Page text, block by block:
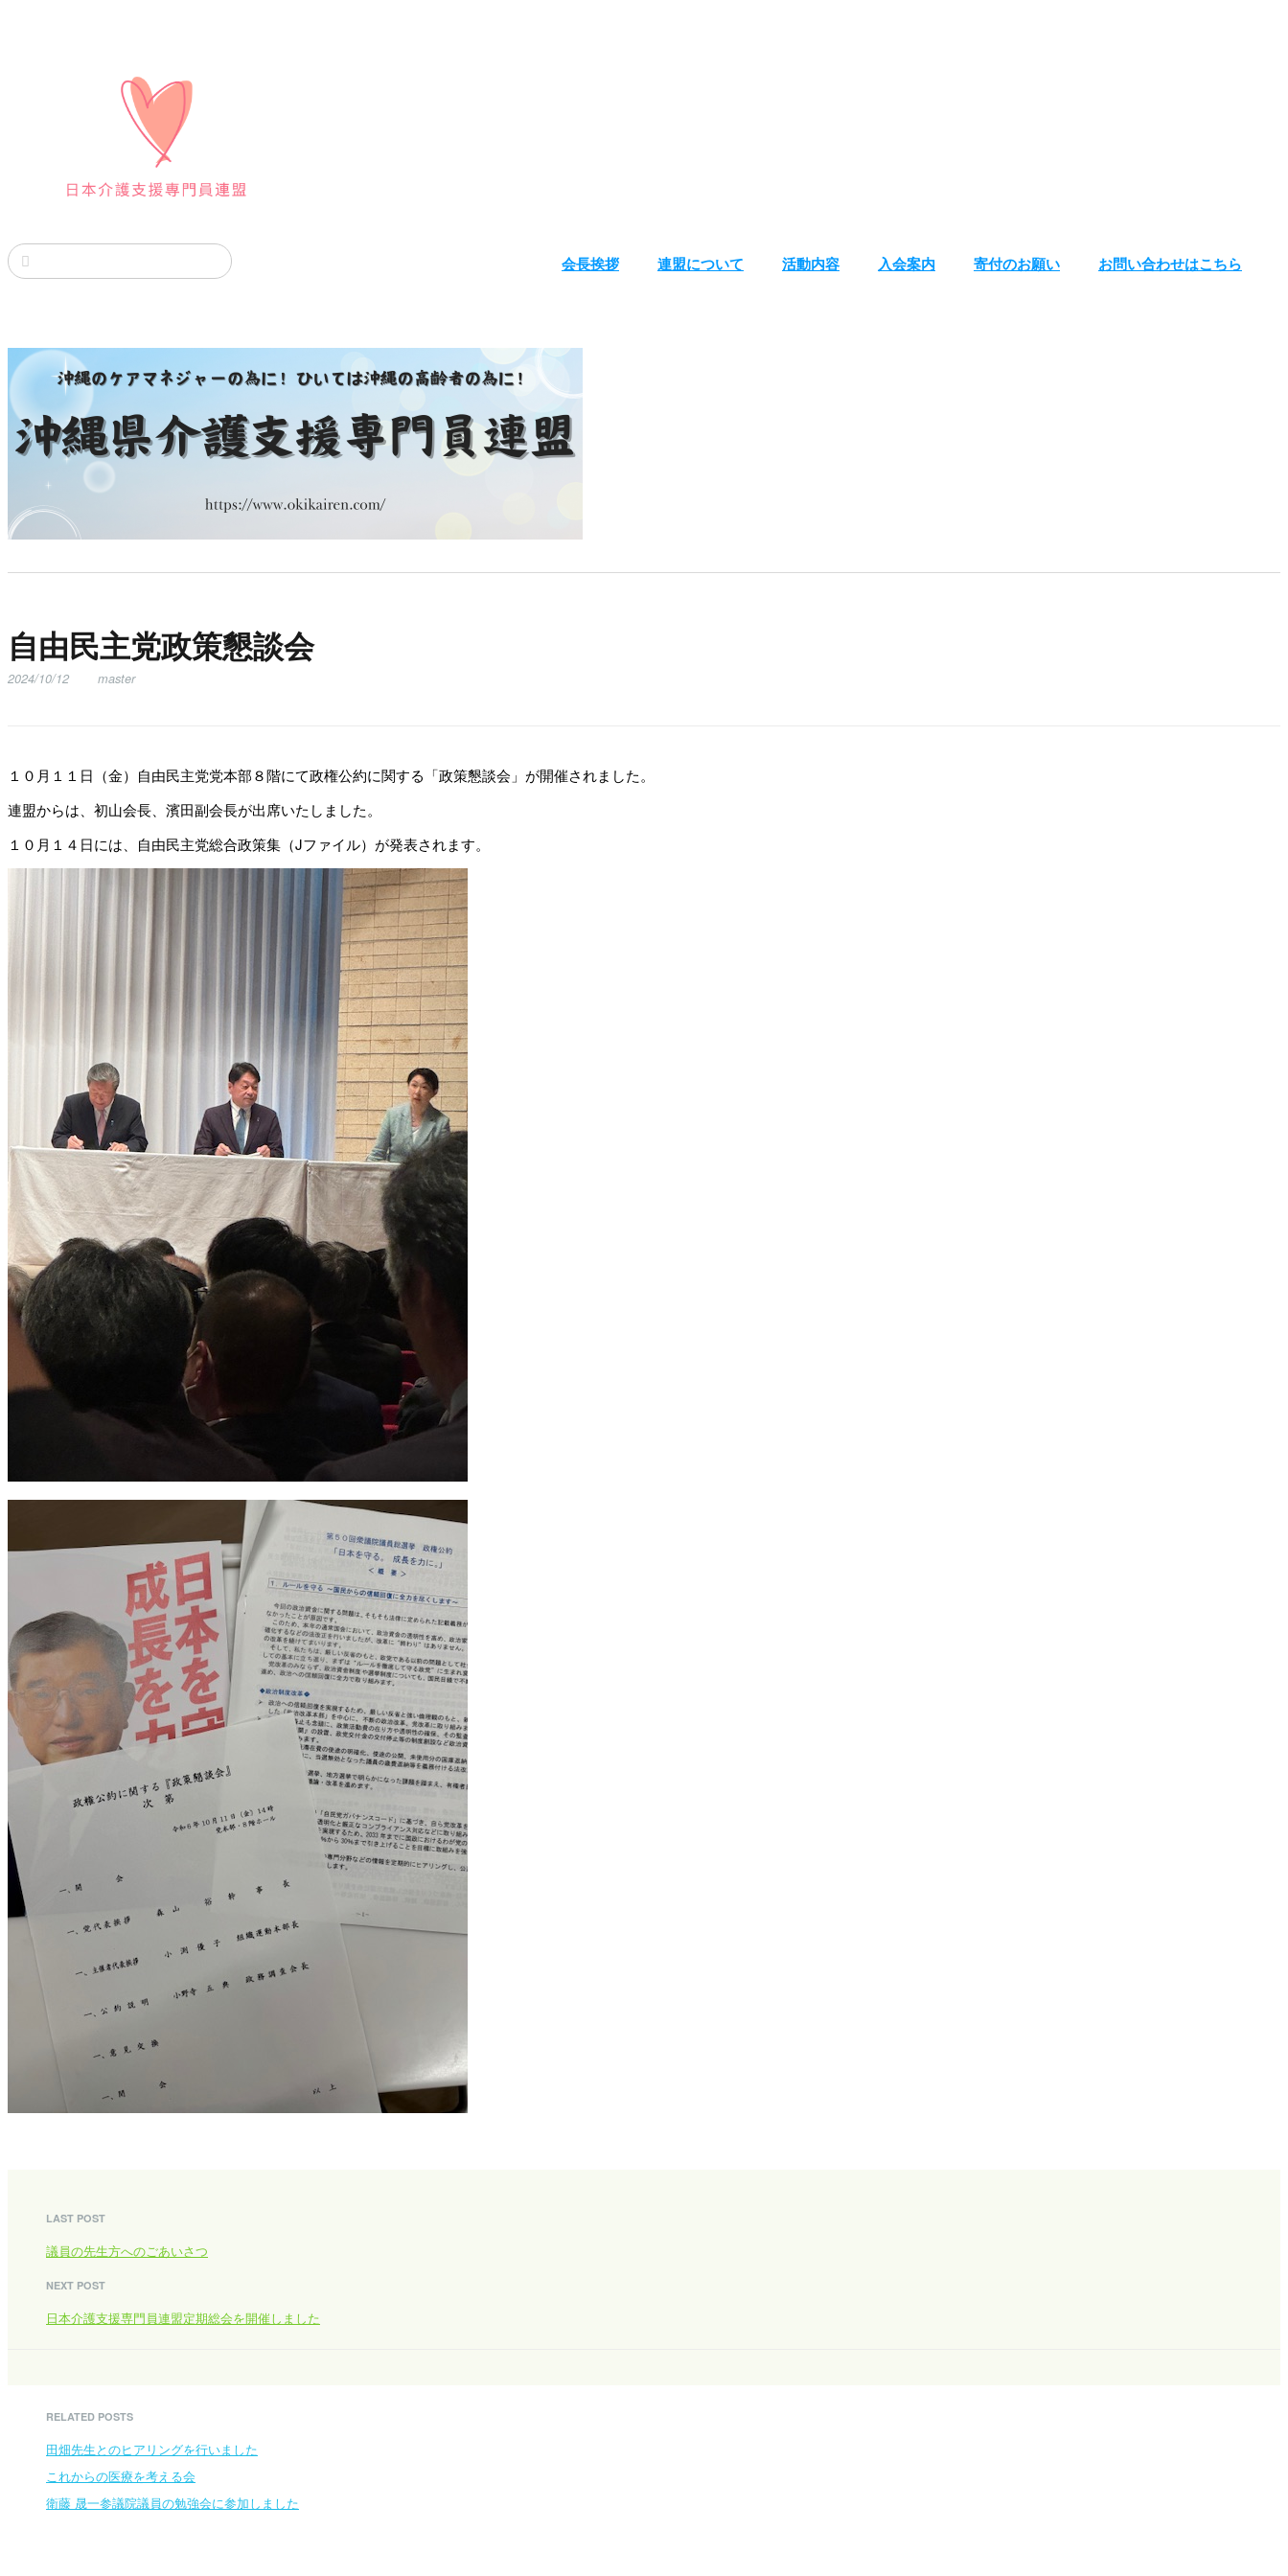
会長挨拶 連盟について 活動内容 入会案内 寄付のお願い お問い合わせはこちら
自由民主党政策懇談会
2024/10/12 master
１０月１１日（金）自由民主党党本部８階にて政権公約に関する「政策懇談会」が開催されました。
連盟からは、初山会長、濱田副会長が出席いたしました。
１０月１４日には、自由民主党総合政策集（Jファイル）が発表されます。
LAST POST
議員の先生方へのごあいさつ
NEXT POST
日本介護支援専門員連盟定期総会を開催しました
RELATED POSTS
田畑先生とのヒアリングを行いました
これからの医療を考える会
衛藤 晟一参議院議員の勉強会に参加しました